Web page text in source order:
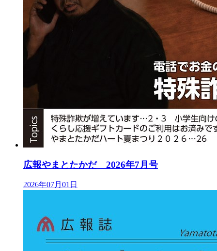
広報やまとたかだ 2026年7月号
2026年07月01日